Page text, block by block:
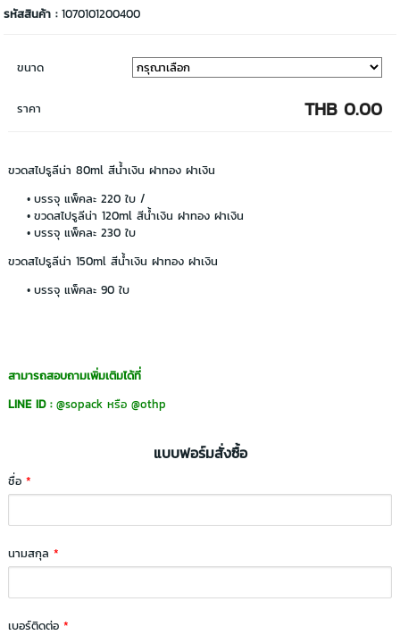
รหัสสินค้า :1070101200400
ขนาด
ราคา THB 0.00
ขวดสไปรูลีน่า 80ml สีน้ำเงิน ฝาทอง ฝาเงิน
บรรจุ แพ็คละ 220 ใบ /
ขวดสไปรูลีน่า 120ml สีน้ำเงิน ฝาทอง ฝาเงิน
บรรจุ แพ็คละ 230 ใบ
ขวดสไปรูลีน่า 150ml สีน้ำเงิน ฝาทอง ฝาเงิน
บรรจุ แพ็คละ 90 ใบ
สามารถสอบถามเพิ่มเติมได้ที่
LINE ID : @sopack หรือ@othp
แบบฟอร์มสั่งซื้อ
ชื่อ*
นามสกุล*
เบอร์ติดต่อ*